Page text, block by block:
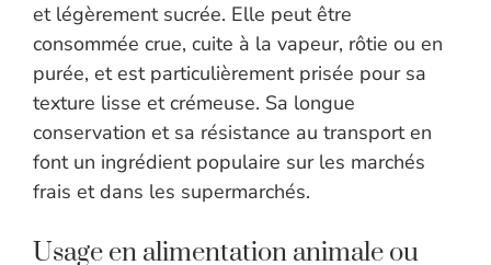
et légèrement sucrée. Elle peut être
consommée crue, cuite à la vapeur, rôtie ou en
purée, et est particulièrement prisée pour sa
texture lisse et crémeuse. Sa longue
conservation et sa résistance au transport en
font un ingrédient populaire sur les marchés
frais et dans les supermarchés.
Usage en alimentation animale ou